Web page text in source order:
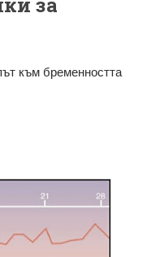
към бременността